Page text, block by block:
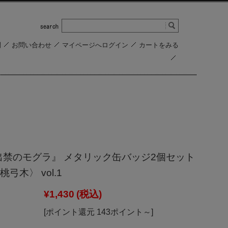
お問い合わせ マイページへログイン カートをみる
のモグラ』 メタリック缶バッジ2個セット
弓木〉 vol.1
¥1,430 (税込)
[ポイント還元 143ポイント～]